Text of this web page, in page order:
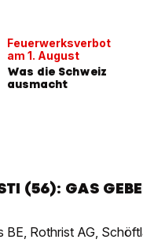
Feuerwerksverbot
am 1. August
Was die Schweiz
ausmacht
(56): GAS
BE, Rothrist AG,